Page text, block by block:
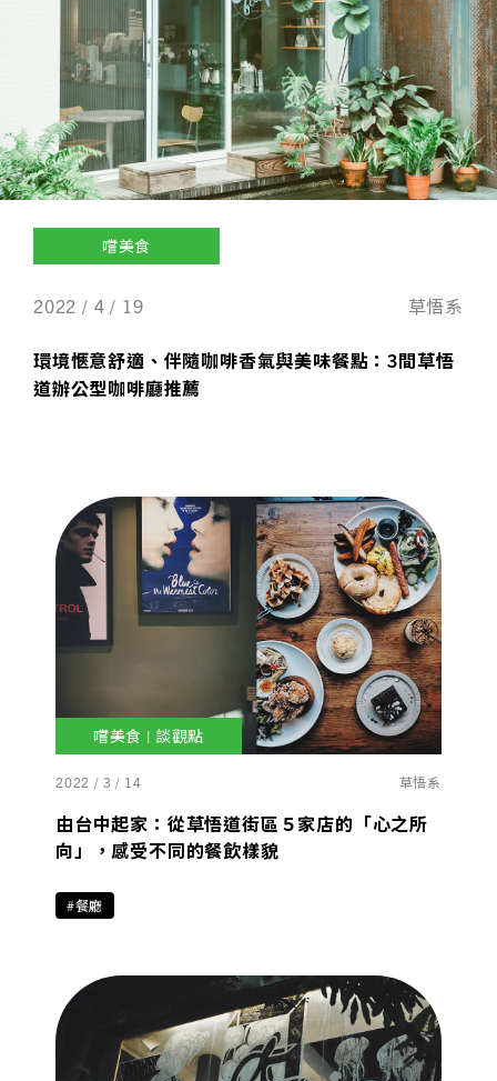
嚐美食
2022 / 4 / 19 草悟系
環境愜意舒適、伴隨咖啡香氣與美味餐點：3間草悟
道辦公型咖啡廳推薦
嚐美食 | 談觀點
2022 / 3 / 14 草悟系
由台中起家：從草悟道街區５家店的「心之所
向」，感受不同的餐飲樣貌
#餐廳